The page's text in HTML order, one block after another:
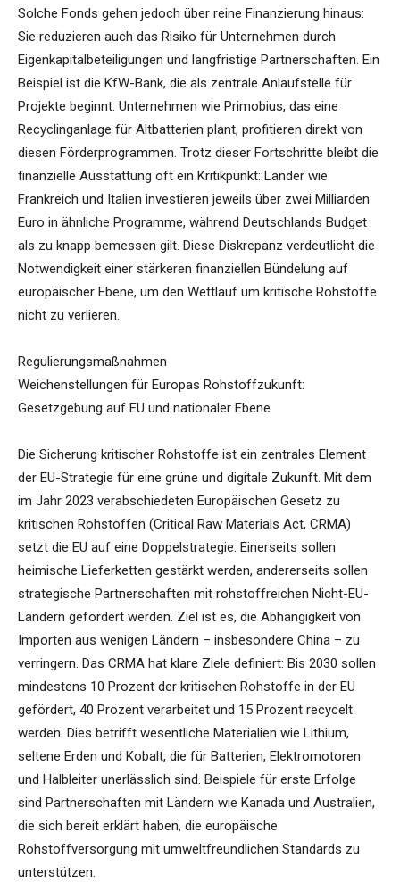
Solche Fonds gehen jedoch über reine Finanzierung hinaus:
Sie reduzieren auch das Risiko für Unternehmen durch
Eigenkapitalbeteiligungen und langfristige Partnerschaften. Ein
Beispiel ist die KfW-Bank, die als zentrale Anlaufstelle für
Projekte beginnt. Unternehmen wie Primobius, das eine
Recyclinganlage für Altbatterien plant, profitieren direkt von
diesen Förderprogrammen. Trotz dieser Fortschritte bleibt die
finanzielle Ausstattung oft ein Kritikpunkt: Länder wie
Frankreich und Italien investieren jeweils über zwei Milliarden
Euro in ähnliche Programme, während Deutschlands Budget
als zu knapp bemessen gilt. Diese Diskrepanz verdeutlicht die
Notwendigkeit einer stärkeren finanziellen Bündelung auf
europäischer Ebene, um den Wettlauf um kritische Rohstoffe
nicht zu verlieren.
Regulierungsmaßnahmen
Weichenstellungen für Europas Rohstoffzukunft:
Gesetzgebung auf EU und nationaler Ebene
Die Sicherung kritischer Rohstoffe ist ein zentrales Element
der EU-Strategie für eine grüne und digitale Zukunft. Mit dem
im Jahr 2023 verabschiedeten Europäischen Gesetz zu
kritischen Rohstoffen (Critical Raw Materials Act, CRMA)
setzt die EU auf eine Doppelstrategie: Einerseits sollen
heimische Lieferketten gestärkt werden, andererseits sollen
strategische Partnerschaften mit rohstoffreichen Nicht-EU-
Ländern gefördert werden. Ziel ist es, die Abhängigkeit von
Importen aus wenigen Ländern – insbesondere China – zu
verringern. Das CRMA hat klare Ziele definiert: Bis 2030 sollen
mindestens 10 Prozent der kritischen Rohstoffe in der EU
gefördert, 40 Prozent verarbeitet und 15 Prozent recycelt
werden. Dies betrifft wesentliche Materialien wie Lithium,
seltene Erden und Kobalt, die für Batterien, Elektromotoren
und Halbleiter unerlässlich sind. Beispiele für erste Erfolge
sind Partnerschaften mit Ländern wie Kanada und Australien,
die sich bereit erklärt haben, die europäische
Rohstoffversorgung mit umweltfreundlichen Standards zu
unterstützen.